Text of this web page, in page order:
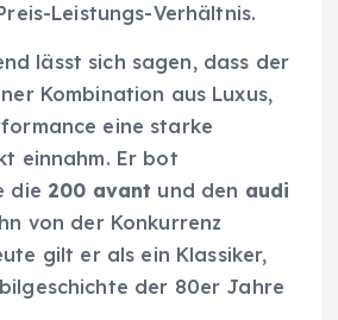
Leistungs-Verhältnis.
lässt sich sagen, dass der
Kombination aus Luxus,
eine starke
einnahm. Er bot
die 200 avant und den audi
von der Konkurrenz
gilt er als ein Klassiker,
der 80er Jahre